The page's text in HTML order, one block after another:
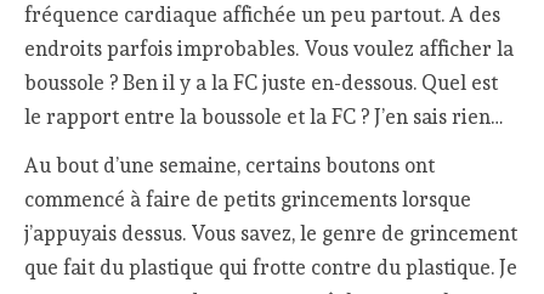
fréquence cardiaque affichée un peu partout. A des
endroits parfois improbables. Vous voulez afficher la
boussole ? Ben il y a la FC juste en-dessous. Quel est
le rapport entre la boussole et la FC ? J’en sais rien…
Au bout d’une semaine, certains boutons ont
commencé à faire de petits grincements lorsque
j’appuyais dessus. Vous savez, le genre de grincement
que fait du plastique qui frotte contre du plastique. Je